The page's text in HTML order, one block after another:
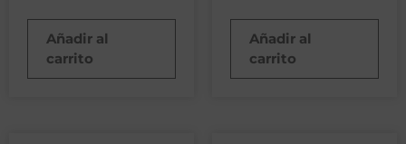
Añadir al
carrito
Añadir al
carrito